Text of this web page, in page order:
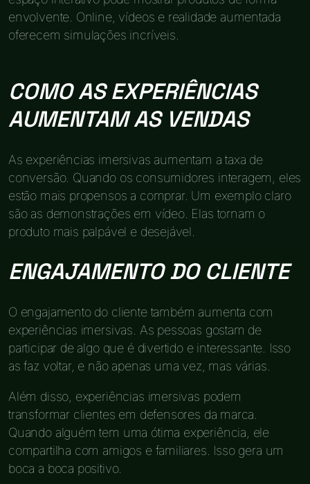
envolvente. Online, vídeos e realidade aumentada
oferecem simulações incríveis.
COMO AS EXPERIÊNCIAS
AUMENTAM AS VENDAS
As experiências imersivas aumentam a taxa de
conversão. Quando os consumidores interagem, eles
estão mais propensos a comprar. Um exemplo claro
são as demonstrações em vídeo. Elas tornam o
produto mais palpável e desejável.
ENGAJAMENTO DO CLIENTE
O engajamento do cliente também aumenta com
experiências imersivas. As pessoas gostam de
participar de algo que é divertido e interessante. Isso
as faz voltar, e não apenas uma vez, mas várias.
Além disso, experiências imersivas podem
transformar clientes em defensores da marca.
Quando alguém tem uma ótima experiência, ele
compartilha com amigos e familiares. Isso gera um
boca a boca positivo.